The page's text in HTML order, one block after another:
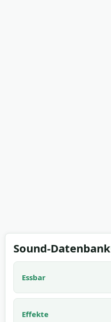
Sound-Datenbank
Essbar
Effekte